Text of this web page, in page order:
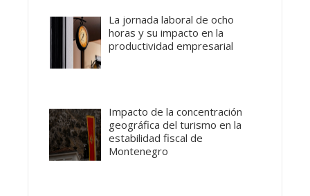
La jornada laboral de ocho
horas y su impacto en la
productividad empresarial
Impacto de la concentración
geográfica del turismo en la
estabilidad fiscal de
Montenegro